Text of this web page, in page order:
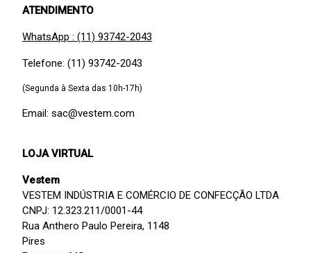
ATENDIMENTO
WhatsApp : (11) 93742-2043
Telefone: (11) 93742-2043
(Segunda à Sexta das 10h-17h)
Email: sac@vestem.com
LOJA VIRTUAL
Vestem
VESTEM INDÚSTRIA E COMÉRCIO DE CONFECÇÃO LTDA
CNPJ: 12.323.211/0001-44
Rua Anthero Paulo Pereira, 1148
Pires